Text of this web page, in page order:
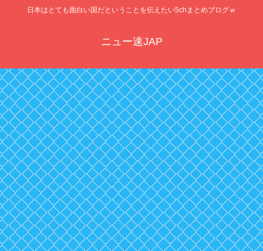
日本はとても面白い国だということを伝えたい5chまとめブログｗ
ニュー速JAP